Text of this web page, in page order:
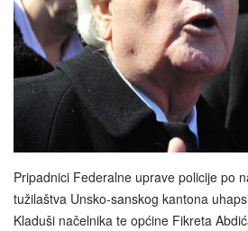
Pripadnici Federalne uprave policije po
tužilaštva Unsko-sanskog kantona
Kladuši načelnika te općine Fikreta